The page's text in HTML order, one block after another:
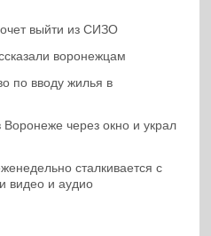
выйти из СИЗО
воронежцам
по вводу жилья в
через окно и украл
сталкивается с
видео и аудио